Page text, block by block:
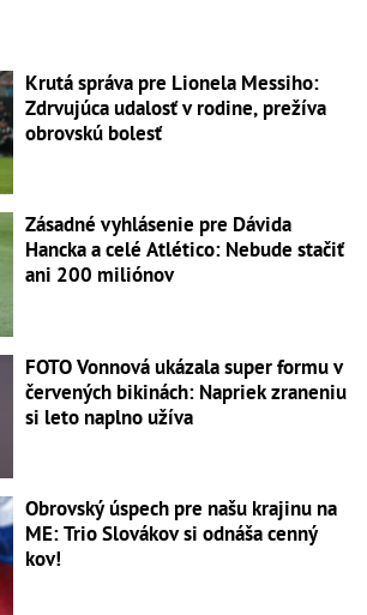
Krutá správa pre Lionela Messiho:
Zdrvujúca udalosť v rodine, prežíva
obrovskú bolesť
Zásadné vyhlásenie pre Dávida
Hancka a celé Atlético: Nebude stačiť
ani 200 miliónov
FOTO Vonnová ukázala super formu v
červených bikinách: Napriek zraneniu
si leto naplno užíva
Obrovský úspech pre našu krajinu na
ME: Trio Slovákov si odnáša cenný
kov!